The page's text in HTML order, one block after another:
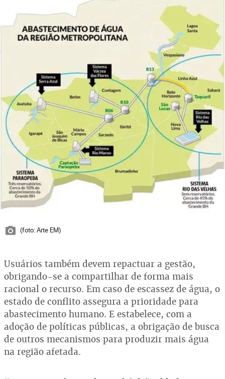
(foto: Arte EM)
Usuários também devem repactuar a gestão,
obrigando-se a compartilhar de forma mais
racional o recurso. Em caso de escassez de água, o
estado de conflito assegura a prioridade para
abastecimento humano. E estabelece, com a
adoção de políticas públicas, a obrigação de busca
de outros mecanismos para produzir mais água
na região afetada.